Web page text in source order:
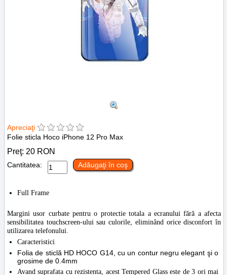
Apreciaţi
Folie sticla Hoco iPhone 12 Pro Max
Preţ: 20 RON
Cantitatea: Adăugaţi în coş
Full Frame
Margini usor curbate pentru o protectie totala a ecranului fără a afecta
sensibilitatea touchscreen-ului sau culorile, eliminând orice disconfort în
utilizarea telefonului.
Caracteristici
Folia de sticlă HD HOCO G14, cu un contur negru elegant şi o
grosime de 0.4mm
Avand suprafata cu rezistenta, acest Tempered Glass este de 3 ori mai